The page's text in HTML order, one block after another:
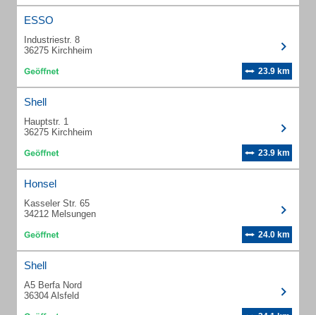
ESSO
Industriestr. 8
36275 Kirchheim
23.9 km
Shell
Hauptstr. 1
36275 Kirchheim
23.9 km
Honsel
Kasseler Str. 65
34212 Melsungen
24.0 km
Shell
A5 Berfa Nord
36304 Alsfeld